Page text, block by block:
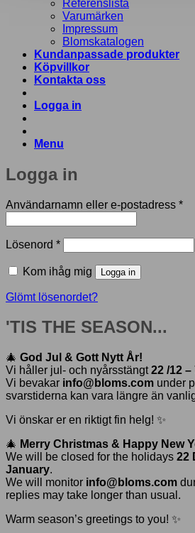
Referenslista
Varumärken
Impressum
Blomskatalogen
Kundanpassade produkter
Köpvillkor
Kontakta oss
Logga in
Menu
Logga in
Användarnamn eller e-postadress *
Lösenord *Obligatoriskt
Kom ihåg mig Logga in
Glömt lösenordet?
'TIS THE SEASON...
🎄 God Jul & Gott Nytt År!
Vi håller jul- och nyårsstängt22 /12 –
Vi bevakar info@bloms.com under
svarstiderna kan vara längre än
Vi önskar er en riktigt fin helg! ✨
🎄 Merry Christmas & Happy New
We will be closed for the holidays 22
January.
We will monitor info@bloms.com
replies may take longer than usual.
Warm season’s greetings to you! ✨